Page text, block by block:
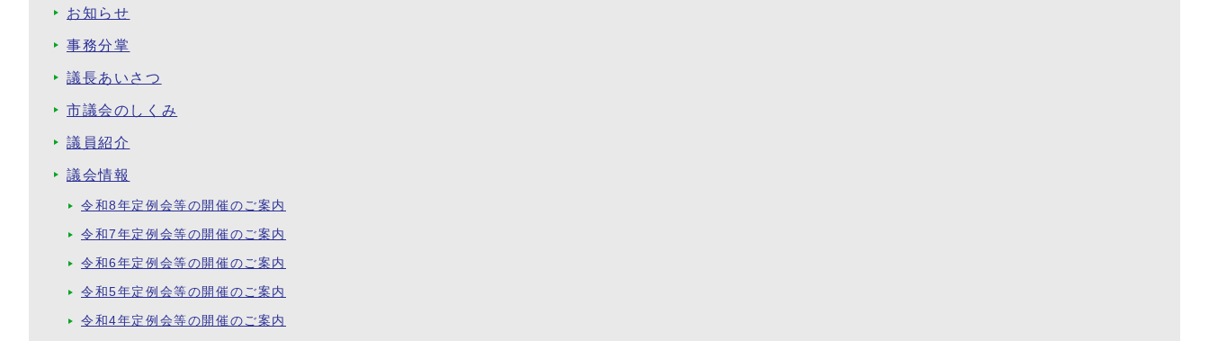
お知らせ
事務分掌
議長あいさつ
市議会のしくみ
議員紹介
議会情報
令和8年定例会等の開催のご案内
令和7年定例会等の開催のご案内
令和6年定例会等の開催のご案内
令和5年定例会等の開催のご案内
令和4年定例会等の開催のご案内